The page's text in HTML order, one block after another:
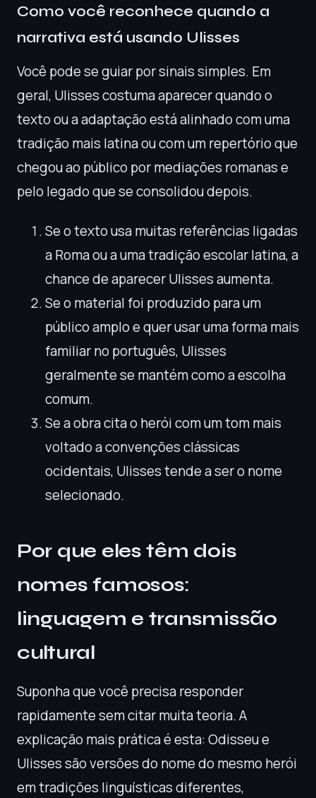
Como você reconhece quando a
narrativa está usando Ulisses
Você pode se guiar por sinais simples. Em
geral, Ulisses costuma aparecer quando o
texto ou a adaptação está alinhado com uma
tradição mais latina ou com um repertório que
chegou ao público por mediações romanas e
pelo legado que se consolidou depois.
Se o texto usa muitas referências ligadas
a Roma ou a uma tradição escolar latina, a
chance de aparecer Ulisses aumenta.
Se o material foi produzido para um
público amplo e quer usar uma forma mais
familiar no português, Ulisses
geralmente se mantém como a escolha
comum.
Se a obra cita o herói com um tom mais
voltado a convenções clássicas
ocidentais, Ulisses tende a ser o nome
selecionado.
Por que eles têm dois
nomes famosos:
linguagem e transmissão
cultural
Suponha que você precisa responder
rapidamente sem citar muita teoria. A
explicação mais prática é esta: Odisseu e
Ulisses são versões do nome do mesmo herói
em tradições linguísticas diferentes,